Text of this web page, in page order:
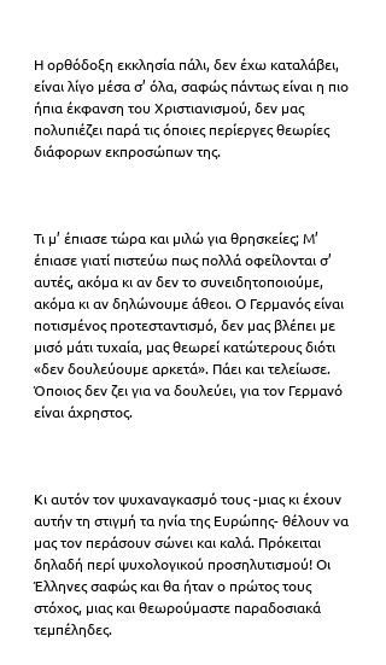
Η ορθόδοξη εκκλησία πάλι, δεν έχω καταλάβει,
είναι λίγο μέσα σ’ όλα, σαφώς πάντως είναι η πιο
ήπια έκφανση του Χριστιανισμού, δεν μας
πολυπιέζει παρά τις όποιες περίεργες θεωρίες
διάφορων εκπροσώπων της.
Τι μ’ έπιασε τώρα και μιλώ για θρησκείες; Μ’
έπιασε γιατί πιστεύω πως πολλά οφείλονται σ’
αυτές, ακόμα κι αν δεν το συνειδητοποιούμε,
ακόμα κι αν δηλώνουμε άθεοι. Ο Γερμανός είναι
ποτισμένος προτεσταντισμό, δεν μας βλέπει με
μισό μάτι τυχαία, μας θεωρεί κατώτερους διότι
«δεν δουλεύουμε αρκετά». Πάει και τελείωσε.
Όποιος δεν ζει για να δουλεύει, για τον Γερμανό
είναι άχρηστος.
Κι αυτόν τον ψυχαναγκασμό τους -μιας κι έχουν
αυτήν τη στιγμή τα ηνία της Ευρώπης- θέλουν να
μας τον περάσουν σώνει και καλά. Πρόκειται
δηλαδή περί ψυχολογικού προσηλυτισμού! Οι
Έλληνες σαφώς και θα ήταν ο πρώτος τους
στόχος, μιας και θεωρούμαστε παραδοσιακά
τεμπέληδες.